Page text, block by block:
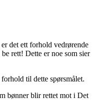
det ett forhold vedrørende
rett! Dette er noe som sier
til dette spørsmålet.
bønner blir rettet mot i Det